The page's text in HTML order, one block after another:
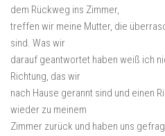
dem Rückweg ins Zimmer,
treffen wir meine Mutter, die
sind. Was wir
darauf geantwortet haben weiß ich
Richtung, das wir
nach Hause gerannt sind und einen
wieder zu meinem
Zimmer zurück und haben uns